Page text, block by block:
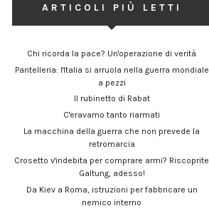
ARTICOLI PIÙ LETTI
Chi ricorda la pace? Un'operazione di verità
Pantelleria: l'Italia si arruola nella guerra mondiale
a pezzi
Il rubinetto di Rabat
C'eravamo tanto riarmati
La macchina della guerra che non prevede la
retromarcia
Crosetto v'indebita per comprare armi? Riscoprite
Galtung, adesso!
Da Kiev a Roma, istruzioni per fabbricare un
nemico interno